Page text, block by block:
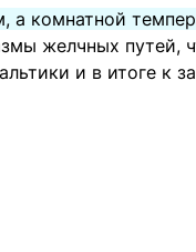
а комнатной
желчных путей,
и в итоге к